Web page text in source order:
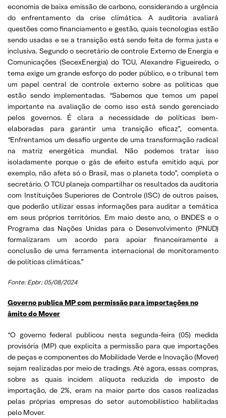
economia de baixa emissão de carbono, considerando a urgência
do enfrentamento da crise climática. A auditoria avaliará
questões como financiamento e gestão, quais tecnologias estão
sendo usadas e se a transição está sendo feita de forma justa e
inclusiva. Segundo o secretário de controle Externo de Energia e
Comunicações (SecexEnergia) do TCU, Alexandre Figueiredo, o
tema exige um grande esforço do poder público, e o tribunal tem
um papel central de controle externo sobre as políticas que
estão sendo implementadas. “Sabemos que temos um papel
importante na avaliação de como isso está sendo gerenciado
pelos governos. É clara a necessidade de políticas bem-
elaboradas para garantir uma transição eficaz”, comenta.
“Enfrentamos um desafio urgente de uma transformação radical
na matriz energética mundial. Não podemos tratar isso
isoladamente porque o gás de efeito estufa emitido aqui, por
exemplo, não afeta só o Brasil, mas o planeta todo”, completa o
secretário. O TCU planeja compartilhar os resultados da auditoria
com Instituições Superiores de Controle (ISC) de outros países,
que poderão utilizar essas informações para auditar a temática
em seus próprios territórios. Em maio deste ano, o BNDES e o
Programa das Nações Unidas para o Desenvolvimento (PNUD)
formalizaram um acordo para apoiar financeiramente a
conclusão de uma ferramenta internacional de monitoramento
de políticas climáticas.”
Fonte: Epbr; 05/08/2024
Governo publica MP com permissão para importações no
âmito do Mover
“O governo federal publicou nesta segunda-feira (05) medida
provisória (MP) que explicita a permissão para que importações
de peças e componentes do Mobilidade Verde e Inovação (Mover)
sejam realizadas por meio de tradings. Até agora, essas compras,
sobre as quais incidem alíquota reduzida de imposto de
importação, de 2%, eram na maior parte dos casos realizadas
pelas próprias empresas do setor automobilístico habilitadas
pelo Mover.